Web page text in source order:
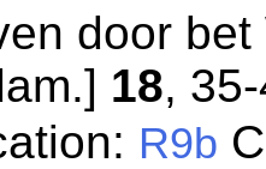
door
18,
R9b